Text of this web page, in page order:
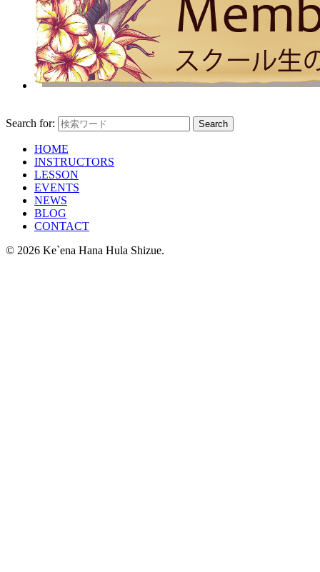
Search for:
HOME
INSTRUCTORS
LESSON
EVENTS
NEWS
BLOG
CONTACT
© 2026 Ke`ena Hana Hula Shizue.